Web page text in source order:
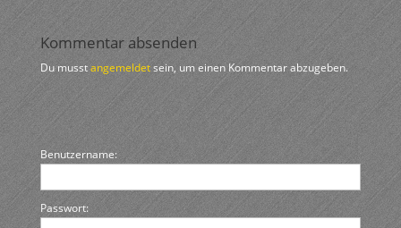
Kommentar absenden
Du musstangemeldetsein, um einen Kommentar abzugeben.
Benutzername:
Passwort: